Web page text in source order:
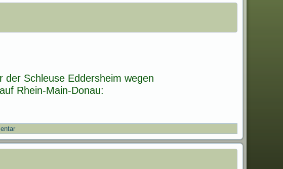
der Schleuse Eddersheim wegen
Rhein-Main-Donau: